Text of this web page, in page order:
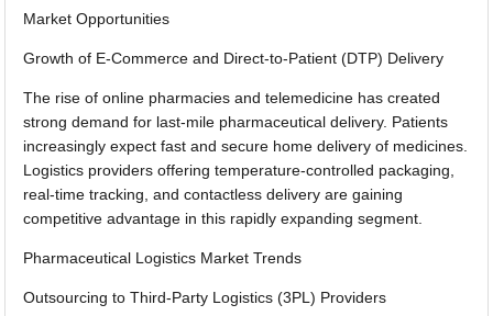
Market Opportunities
Growth of E-Commerce and Direct-to-Patient (DTP) Delivery
The rise of online pharmacies and telemedicine has created
strong demand for last-mile pharmaceutical delivery. Patients
increasingly expect fast and secure home delivery of medicines.
Logistics providers offering temperature-controlled packaging,
real-time tracking, and contactless delivery are gaining
competitive advantage in this rapidly expanding segment.
Pharmaceutical Logistics Market Trends
Outsourcing to Third-Party Logistics (3PL) Providers